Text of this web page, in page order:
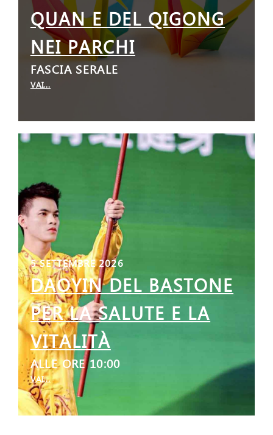
QUAN E DEL QIGONG
NEI PARCHI
FASCIA SERALE
VAI...
5 SETTEMBRE 2026
DAOYIN DEL BASTONE
PER LA SALUTE E LA
VITALITÀ
ALLE ORE 10:00
VAI...